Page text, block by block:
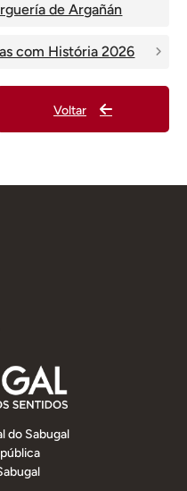
de Argañán
com História 2026
Voltar
do Sabugal